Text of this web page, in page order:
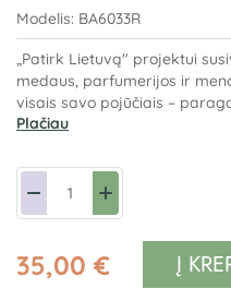
Modelis: BA6033R
„Patirk Lietuvą" projektui
medaus, parfumerijos ir
visais savo pojūčiais –
Plačiau
35,00 € Į